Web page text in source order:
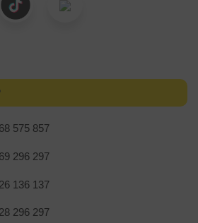
575 857
296 297
136 137
296 297